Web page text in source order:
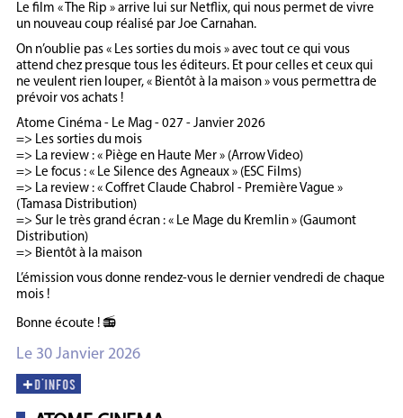
Le film « The Rip » arrive lui sur Netflix, qui nous permet de vivre
un nouveau coup réalisé par Joe Carnahan.
On n’oublie pas « Les sorties du mois » avec tout ce qui vous
attend chez presque tous les éditeurs. Et pour celles et ceux qui
ne veulent rien louper, « Bientôt à la maison » vous permettra de
prévoir vos achats !
Atome Cinéma - Le Mag - 027 - Janvier 2026
=> Les sorties du mois
=> La review : « Piège en Haute Mer » (Arrow Video)
=> Le focus : « Le Silence des Agneaux » (ESC Films)
=> La review : « Coffret Claude Chabrol - Première Vague »
(Tamasa Distribution)
=> Sur le très grand écran : « Le Mage du Kremlin » (Gaumont
Distribution)
=> Bientôt à la maison
L’émission vous donne rendez-vous le dernier vendredi de chaque
mois !
Bonne écoute ! 📻
Le 30 Janvier 2026